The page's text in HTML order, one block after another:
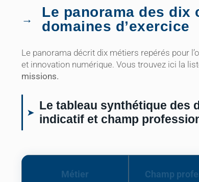
Le panorama des dix
domaines d’exercice
Le panorama décrit dix métiers repérés pour
et innovation numérique. Vous trouvez ici la
missions.
Le tableau synthétique des
indicatif et champ
Métier Champ